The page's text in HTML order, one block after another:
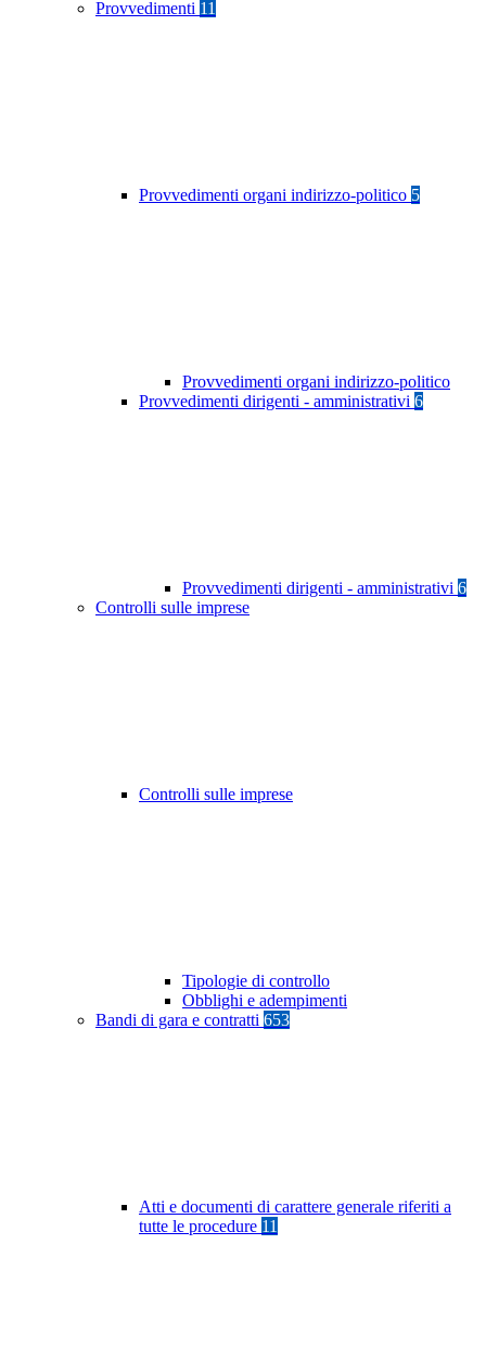
Provvedimenti 11
Provvedimenti organi indirizzo-politico 5
Provvedimenti organi indirizzo-politico
Provvedimenti dirigenti - amministrativi 6
Provvedimenti dirigenti - amministrativi 6
Controlli sulle imprese
Controlli sulle imprese
Tipologie di controllo
Obblighi e adempimenti
Bandi di gara e contratti 653
Atti e documenti di carattere generale riferiti a
tutte le procedure 11